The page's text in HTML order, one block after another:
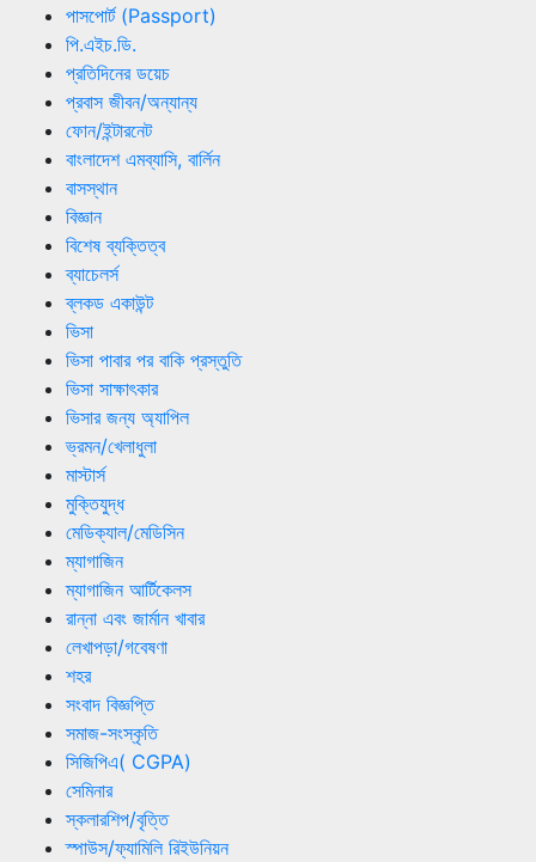
পাসপোর্ট (Passport)
পি.এইচ.ডি.
প্রতিদিনের ডয়েচ
প্রবাস জীবন/অন্যান্য
ফোন/ইন্টারনেট
বাংলাদেশ এমব্যাসি, বার্লিন
বাসস্থান
বিজ্ঞান
বিশেষ ব্যক্তিত্ব
ব্যাচেলর্স
ব্লকড একাউন্ট
ভিসা
ভিসা পাবার পর বাকি প্রস্তুতি
ভিসা সাক্ষাৎকার
ভিসার জন্য অ্যাপিল
ভ্রমন/খেলাধুলা
মাস্টার্স
মুক্তিযুদ্ধ
মেডিক্যাল/মেডিসিন
ম্যাগাজিন
ম্যাগাজিন আর্টিকেলস
রান্না এবং জার্মান খাবার
লেখাপড়া/গবেষণা
শহর
সংবাদ বিজ্ঞপ্তি
সমাজ-সংস্কৃতি
সিজিপিএ( CGPA)
সেমিনার
স্কলারশিপ/বৃত্তি
স্পাউস/ফ্যামিলি রিইউনিয়ন